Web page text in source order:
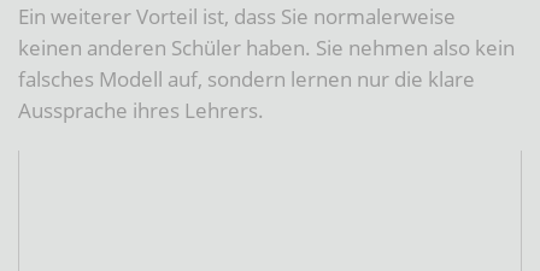
Ein weiterer Vorteil ist, dass Sie normalerweise
keinen anderen Schüler haben. Sie nehmen also kein
falsches Modell auf, sondern lernen nur die klare
Aussprache ihres Lehrers.